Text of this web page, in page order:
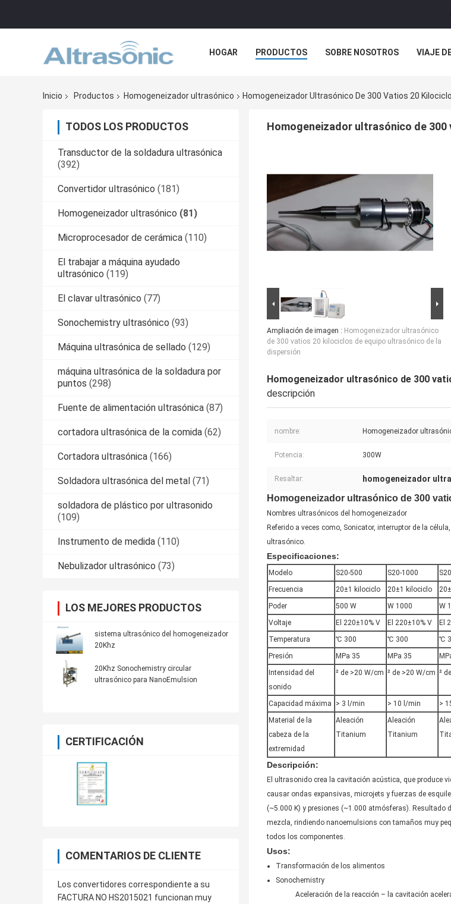
HOGAR PRODUCTOS SOBRE NOSOTROS VIAJE
Inicio
Productos Homogeneizador ultrasónico Homogeneizador Ultrasónico De 300 Vatios 20
TODOS LOS PRODUCTOS
Transductor de la soldadura ultrasónica
(392)
Convertidor ultrasónico (181)
Homogeneizador ultrasónico (81)
Microprocesador de cerámica (110)
El trabajar a máquina ayudado
ultrasónico (119)
El clavar ultrasónico (77)
Sonochemistry ultrasónico (93)
Máquina ultrasónica de sellado (129)
máquina ultrasónica de la soldadura por
puntos (298)
Fuente de alimentación ultrasónica (87)
cortadora ultrasónica de la comida (62)
Cortadora ultrasónica (166)
Soldadora ultrasónica del metal (71)
soldadora de plástico por ultrasonido
(109)
Instrumento de medida (110)
Nebulizador ultrasónico (73)
LOS MEJORES PRODUCTOS
sistema ultrasónico del homogeneizador
20Khz
20Khz Sonochemistry circular
ultrasónico para NanoEmulsion
CERTIFICACIÓN
COMENTARIOS DE CLIENTE
Los convertidores correspondiente a su
FACTURA NO HS2015021 funcionan muy
Homogeneizador ultrasónico de
Ampliación de imagen : Homogeneizador ultrasónico
de 300 vatios 20 kilociclos de equipo ultrasónico de la
dispersión
Homogeneizador ultrasónico de 300
descripción
nombre: Homogeneizador
Potencia: 300W
Resaltar: homogeneizador
Homogeneizador ultrasónico de 300
Nombres ultrasónicos del homogeneizador
Referido a veces como, Sonicator, interruptor de la
ultrasónico.
Especificaciones:
Modelo S20-500 S20-1000
Frecuencia
20±1 kilociclo 20±1 kilociclo
Poder
500 W W 1000 W
Voltaje
El 220±10% V El 220±10% V El
Temperatura
℃ 300 ℃ 300 ℃
Presión
MPa 35 MPa 35
Intensidad del
sonido
² de >20 W/cm ² de >20 W/cm ²
Capacidad máxima > 3 l/min > 10 l/min >
Material de la
cabeza de la
extremidad
Aleación
Titanium
Aleación
Titanium
Descripción:
El ultrasonido crea la cavitación acústica, que produce
causar ondas expansivas, microjets y fuerzas de
(~5.000 K) y presiones (~1.000 atmósferas). Resultado
mezcla, rindiendo nanoemulsions con tamaños muy
todos los componentes.
Usos:
Transformación de los alimentos
Sonochemistry
Aceleración de la reacción – la cavitación